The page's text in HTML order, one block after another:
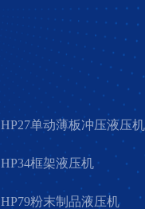
HP27单动薄板冲压液压机
HP34框架液压机
HP79粉末制品液压机